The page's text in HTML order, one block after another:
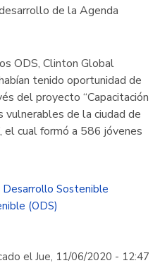
de la Agenda
ODS, Clinton Global
tenido oportunidad de
del proyecto “Capacitación
de la ciudad de
el cual formó a 586 jóvenes
Sostenible
(ODS)
el Jue, 11/06/2020 - 12:47